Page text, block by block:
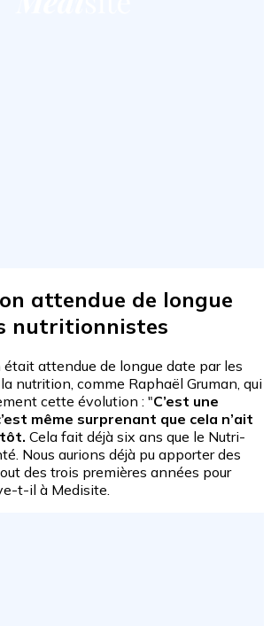
attendue de longue
nutritionnistes
attendue de longue date par les
nutrition, comme Raphaël Gruman, qui
cette évolution : "C’est une
même surprenant que cela n’ait
Cela fait déjà six ans que le Nutri-
Nous aurions déjà pu apporter des
des trois premières années pour
t-il à Medisite.